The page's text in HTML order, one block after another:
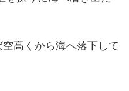
高くから海へ落下して